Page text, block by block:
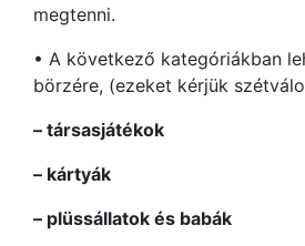
megtenni.
• A következő kategóriákban
börzére, (ezeket kérjük
– társasjátékok
– kártyák
– plüssállatok és babák